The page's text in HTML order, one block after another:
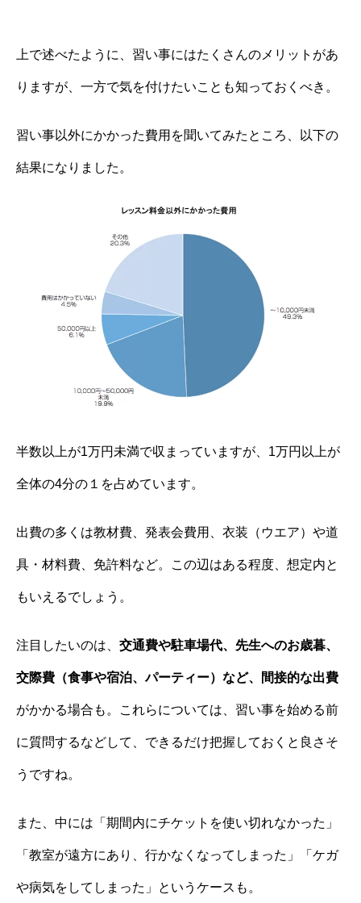
上で述べたように、習い事にはたくさんのメリットがあ
りますが、一方で気を付けたいことも知っておくべき。
習い事以外にかかった費用を聞いてみたところ、以下の
結果になりました。
半数以上が1万円未満で収まっていますが、1万円以上が
全体の4分の１を占めています。
出費の多くは教材費、発表会費用、衣装（ウエア）や道
具・材料費、免許料など。この辺はある程度、想定内と
もいえるでしょう。
注目したいのは、 交通費や駐車場代、先生へのお歳暮、
交際費（食事や宿泊、パーティー）など、間接的な出費
がかかる場合も。これらについては、習い事を始める前
に質問するなどして、できるだけ把握しておくと良さそ
うですね。
また、中には「期間内にチケットを使い切れなかった」
「教室が遠方にあり、行かなくなってしまった」「ケガ
や病気をしてしまった」というケースも。